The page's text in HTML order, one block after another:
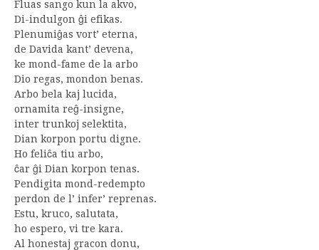
Fluas sango kun la akvo,
Di-indulgon ĝi efikas.
Plenumiĝas vort’ eterna,
de Davida kant’ devena,
ke mond-fame de la arbo
Dio regas, mondon benas.
Arbo bela kaj lucida,
ornamita reĝ-insigne,
inter trunkoj selektita,
Dian korpon portu digne.
Ho feliĉa tiu arbo,
ĉar ĝi Dian korpon tenas.
Pendigita mond-redempto
perdon de l’ infer’ reprenas.
Estu, kruco, salutata,
ho espero, vi tre kara.
Al honestaj gracon donu,